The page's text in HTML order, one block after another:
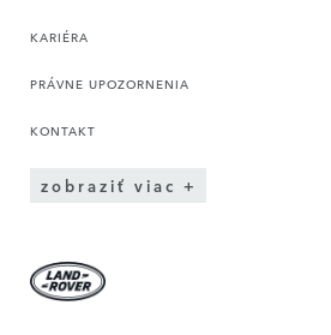
KARIÉRA
PRÁVNE UPOZORNENIA
KONTAKT
zobraziť viac